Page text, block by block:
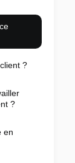
?
?
en